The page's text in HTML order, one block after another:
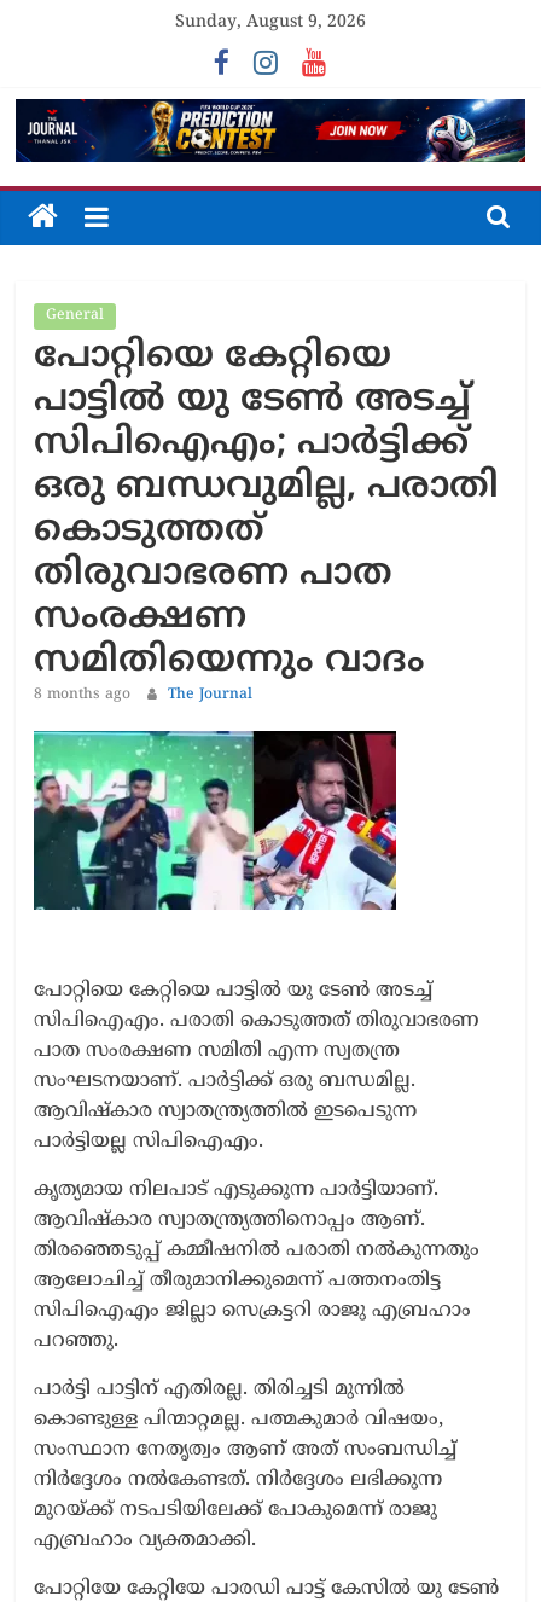
Sunday, August 9, 2026
The
Unfolding
The
General
പോറ്റിയെ കേറ്റിയെ
പാട്ടിൽ യു ടേൺ അടച്ച്
സിപിഐഎം; പാർട്ടിക്ക്
ഒരു ബന്ധവുമില്ല, പരാതി
കൊടുത്തത്
തിരുവാഭരണ പാത
സംരക്ഷണ
സമിതിയെന്നും വാദം
8 months ago The Journal
പോറ്റിയെ കേറ്റിയെ പാട്ടിൽ യു ടേൺ അടച്ച്
സിപിഐഎം. പരാതി കൊടുത്തത് തിരുവാഭരണ
പാത സംരക്ഷണ സമിതി എന്ന സ്വതന്ത്ര
സംഘടനയാണ്. പാർട്ടിക്ക് ഒരു ബന്ധമില്ല.
ആവിഷ്കാര സ്വാതന്ത്ര്യത്തിൽ ഇടപെടുന്ന
പാർട്ടിയല്ല സിപിഐഎം.
കൃത്യമായ നിലപാട് എടുക്കുന്ന പാർട്ടിയാണ്.
ആവിഷ്കാര സ്വാതന്ത്ര്യത്തിനൊപ്പം ആണ്.
തിരഞ്ഞെടുപ്പ് കമ്മീഷനിൽ പരാതി നൽകുന്നതും
ആലോചിച്ച് തീരുമാനിക്കുമെന്ന് പത്തനംതിട്ട
സിപിഐഎം ജില്ലാ സെക്രട്ടറി രാജു എബ്രഹാം
പറഞ്ഞു.
പാർട്ടി പാട്ടിന് എതിരല്ല. തിരിച്ചടി മുന്നിൽ
കൊണ്ടുള്ള പിന്മാറ്റമല്ല. പത്മകുമാർ വിഷയം,
സംസ്ഥാന നേതൃത്വം ആണ് അത് സംബന്ധിച്ച്
നിർദ്ദേശം നൽകേണ്ടത്. നിർദ്ദേശം ലഭിക്കുന്ന
മുറയ്ക്ക് നടപടിയിലേക്ക് പോകുമെന്ന് രാജു
എബ്രഹാം വ്യക്തമാക്കി.
പോറ്റിയേ കേറ്റിയേ പാരഡി പാട്ട് കേസിൽ യു ടേണ്‍